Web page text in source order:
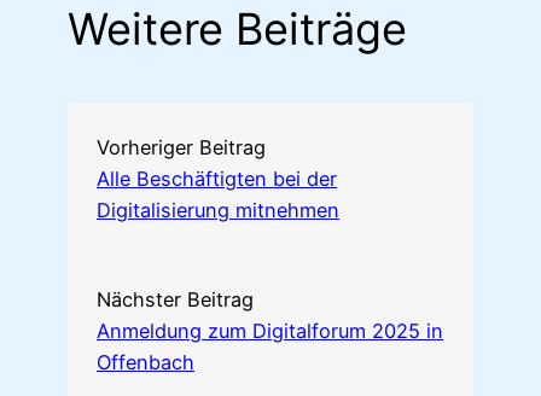
Weitere Beiträge
Vorheriger Beitrag
Alle Beschäftigten bei der
Digitalisierung mitnehmen
Nächster Beitrag
Anmeldung zum Digitalforum 2025 in
Offenbach